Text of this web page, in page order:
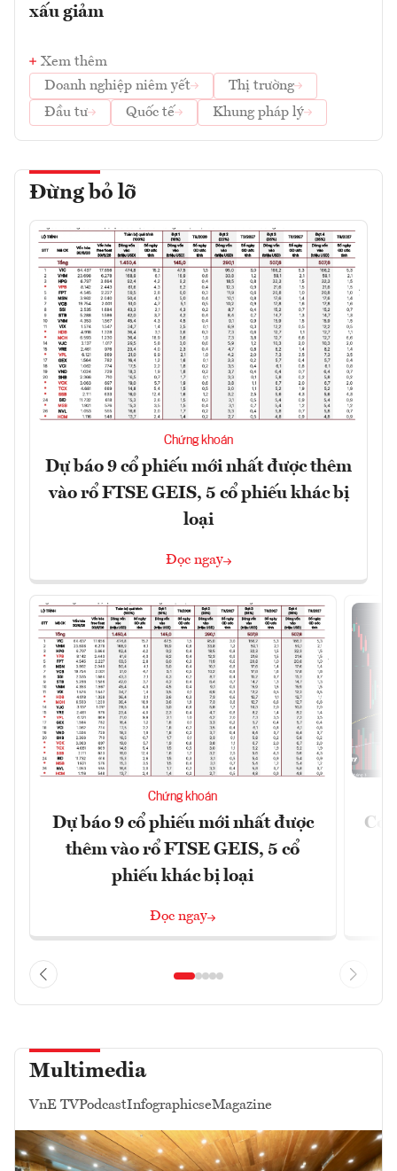
xấu giảm
Xem thêm
Doanh nghiệp niêm yết
Thị trường
Đầu tư
Quốc tế Khung pháp lý
Đừng bỏ lỡ
Chứng khoán
Dự báo 9 cổ phiếu mới nhất được thêm
vào rổ FTSE GEIS, 5 cổ phiếu khác bị
loại
Đọc ngay
Chứng khoán
Dự báo 9 cổ phiếu mới nhất được
thêm vào rổ FTSE GEIS, 5 cổ
phiếu khác bị loại
Đọc ngay
Có
Multimedia
VnE TVPodcastInfographicseMagazine